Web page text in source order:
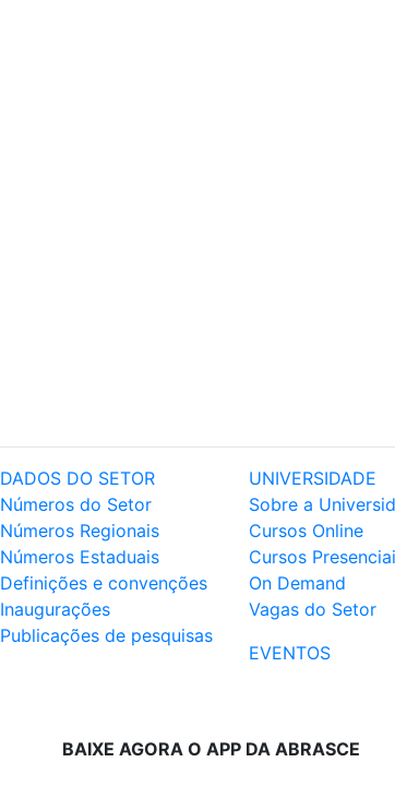
DADOS DO SETOR
Números do Setor
Números Regionais
Números Estaduais
Definições e convenções
Inaugurações
Publicações de pesquisas
UNIVERSIDADE
Sobre a
Cursos Online
Cursos
On Demand
Vagas do Setor
EVENTOS
BAIXE AGORA O APP DA ABRASCE